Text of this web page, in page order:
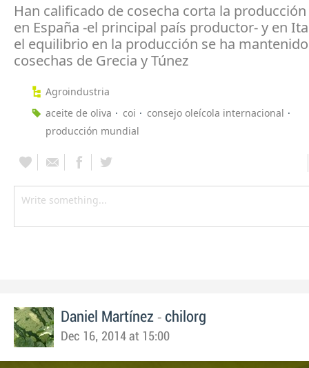
Han calificado de cosecha corta la
en España -el principal país productor- y en
el equilibrio en la producción se ha
cosechas de Grecia y Túnez
Agroindustria
aceite de oliva
coi
consejo oleícola internacional
producción mundial
Daniel Martínez - chilorg
Dec 16, 2014 at 15:00